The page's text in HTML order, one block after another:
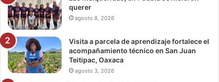
querer
agosto 8, 2026
Visita a parcela de aprendizaje fortalece el
acompañamiento técnico en San Juan
Teitipac, Oaxaca
agosto 3, 2026